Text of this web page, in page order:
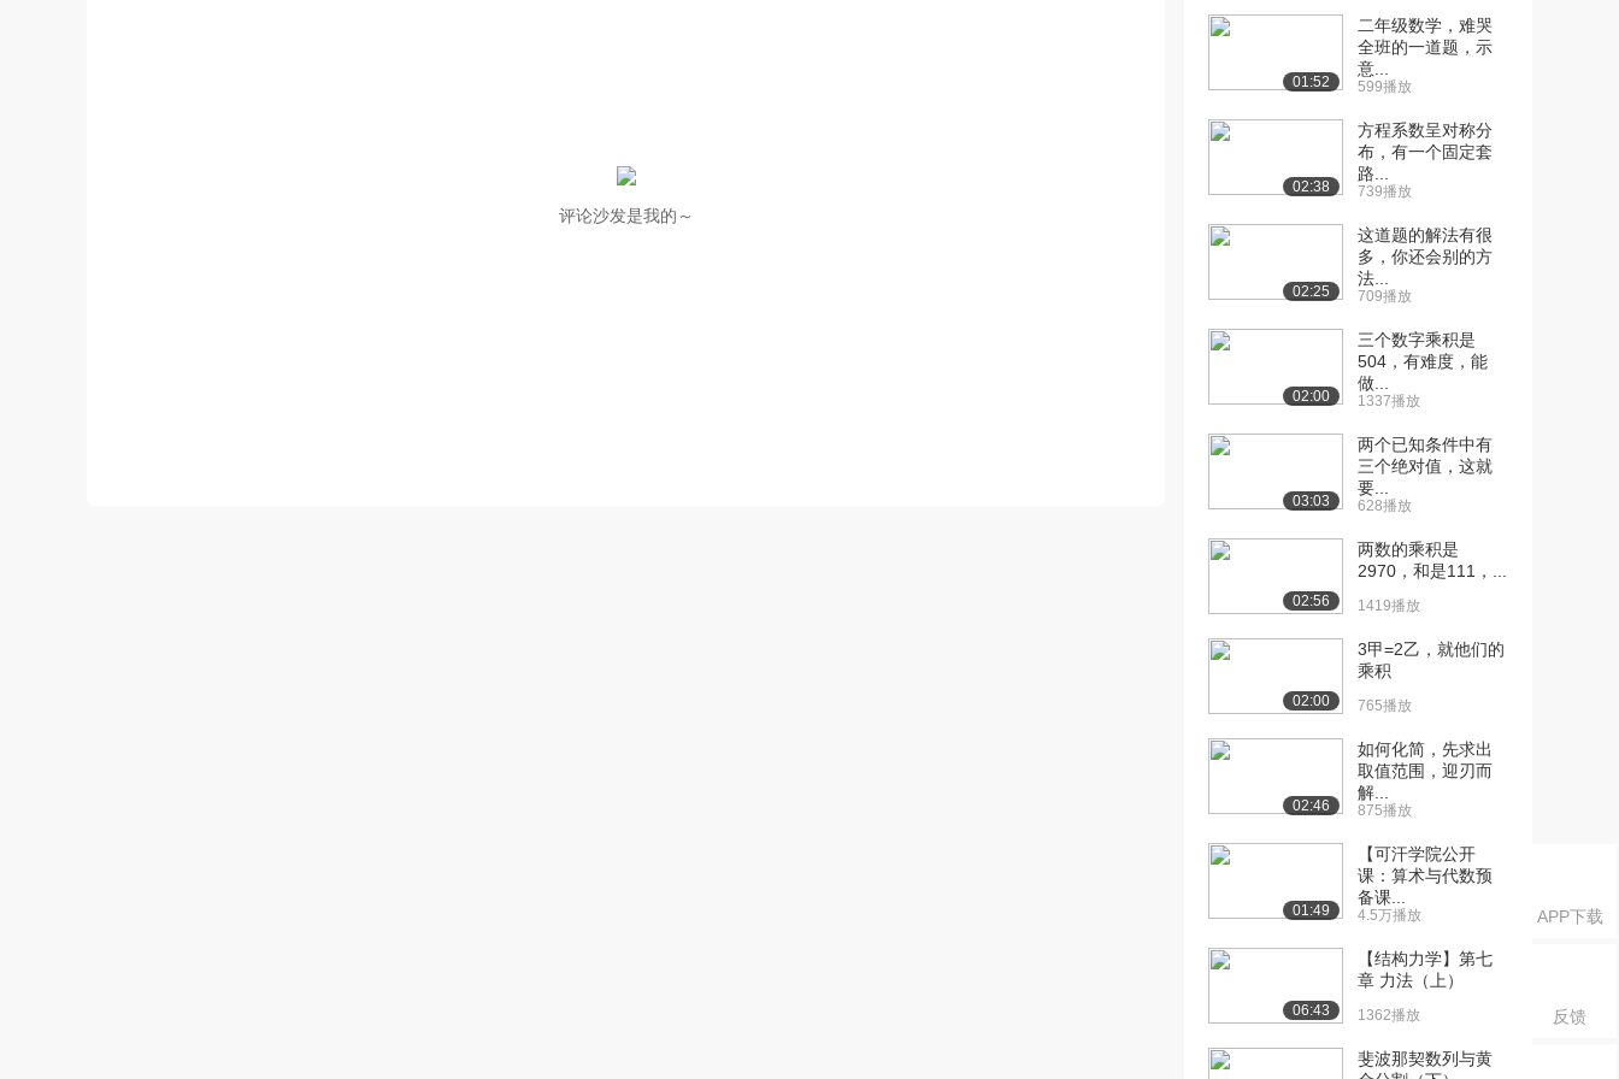
APP下载
反馈
评论沙发是我的～
[10] 2.4材料拉伸和压缩时
1506播放
11:12
[11] 2.4材料拉伸和压缩时
11:20
[12] 2.5拉压杆应力计算
05:32
[13] 2.5拉压杆应力计算
（下）
05:34
集中（上）
集中（下）
[16] 2.7拉压超静定（上）
1210播放
[17] 2.7拉压超静定（下）
597播放
[18] 3.1剪切的概念及实例 09:13
1499播放
[20] 4.1静矩和形心
1508播放
[21] 4.2极惯性矩惯性矩惯
08:07
[22] 4.3平行移轴公式和转 07:03
01:52
二年级数学，难哭
全班的一道题，示
意...
599播放
02:38
方程系数呈对称分
布，有一个固定套
路...
739播放
02:25
这道题的解法有很
多，你还会别的方
法...
709播放
02:00
三个数字乘积是
504，有难度，能
做...
1337播放
03:03
两个已知条件中有
三个绝对值，这就
要...
628播放
02:56
两数的乘积是
2970，和是111，...
1419播放
02:00
3甲=2乙，就他们的
乘积
765播放
02:46
如何化简，先求出
取值范围，迎刃而
解...
875播放
01:49
【可汗学院公开
课：算术与代数预
备课...
4.5万播放
06:43
【结构力学】第七
章 力法（上）
1362播放
斐波那契数列与黄